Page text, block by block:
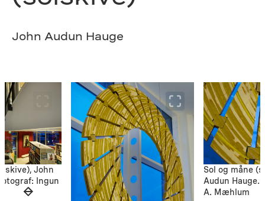
John Audun Hauge
John
Ingun
Sol og måne
Audun Hauge.
A. Mæhlum